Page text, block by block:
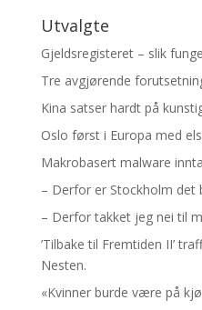
Utvalgte
Gjeldsregisteret – slik
Tre avgjørende
Kina satser hardt på
Oslo først i Europa med
Makrobasert malware
– Derfor er Stockholm det
– Derfor takket jeg nei til
’Tilbake til Fremtiden II’
Nesten.
«Kvinner burde være på